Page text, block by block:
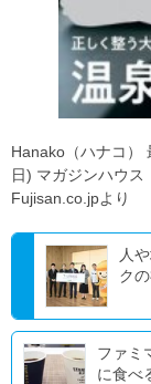
Hanako（ハナコ）
日) マガジンハウス
Fujisan.co.jpより
人
ク
ファミ
に食べ